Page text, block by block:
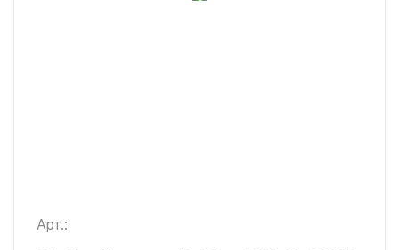
Арт.: